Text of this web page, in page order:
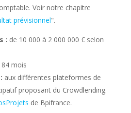
Voir notre chapitre
prévisionnel".
: de 10 000 à 2 000 000 € selon
mois
aux différentes plateformes de
proposant du Crowdlending.
de Bpifrance.